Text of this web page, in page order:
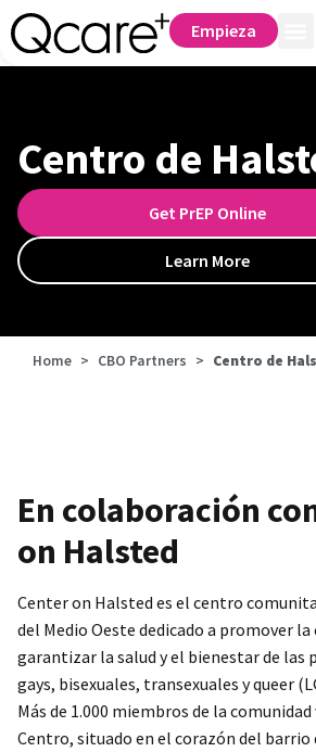
Empieza
Centro de
Get PrEP Online
Learn More
Home > CBO Partners > Centro de
En colaboración
on Halsted
Center on Halsted es el centro
del Medio Oeste dedicado a promover la
garantizar la salud y el bienestar de las
gays, bisexuales, transexuales y queer
Más de 1.000 miembros de la
Centro, situado en el corazón del barrio